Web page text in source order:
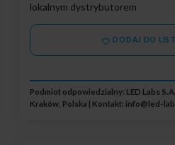
lokalnym dystrybutorem
DODAJ DO
Podmiot odpowiedzialny: LED Labs
Kraków, Polska | Kontakt: info@led-